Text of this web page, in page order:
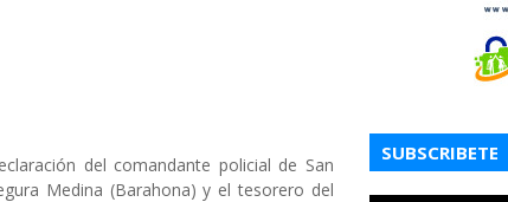
del comandante policial de San
Medina (Barahona) y el tesorero del
SUBSCRIBETE